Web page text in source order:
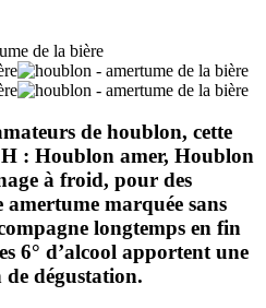
de houblon, cette
: Houblon amer, Houblon
à froid, pour des
amertume marquée sans
longtemps en fin
6° d’alcool apportent une
dégustation.